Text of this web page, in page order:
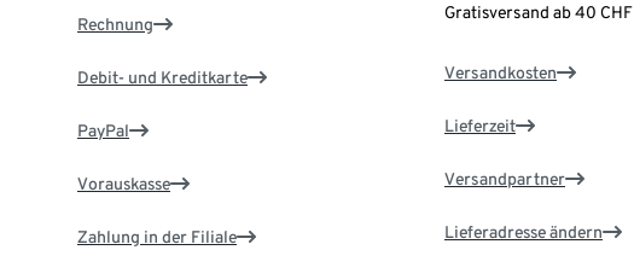
Rechnung
Debit- und Kreditkarte
PayPal
Vorauskasse
Zahlung in der Filiale
Gratisversand ab 40 CHF
Versandkosten
Lieferzeit
Versandpartner
Lieferadresse ändern